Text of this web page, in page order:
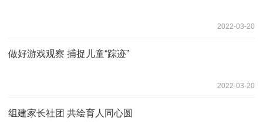
2022-03-20
做好游戏观察 捕捉儿童“踪迹”
2022-03-20
组建家长社团 共绘育人同心圆